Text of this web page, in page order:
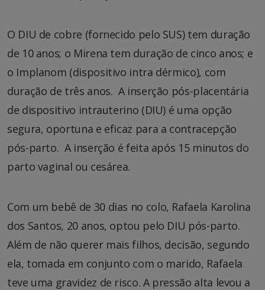
O DIU de cobre (fornecido pelo SUS) tem duração
de 10 anos; o Mirena tem duração de cinco anos; e
o Implanom (dispositivo intra dérmico), com
duração de três anos. A inserção pós-placentária
de dispositivo intrauterino (DIU) é uma opção
segura, oportuna e eficaz para a contracepção
pós-parto. A inserção é feita após 15 minutos do
parto vaginal ou cesárea.
Com um bebê de 30 dias no colo, Rafaela Karolina
dos Santos, 20 anos, optou pelo DIU pós-parto.
Além de não querer mais filhos, decisão, segundo
ela, tomada em conjunto com o marido, Rafaela
teve uma gravidez de risco. A pressão alta levou a